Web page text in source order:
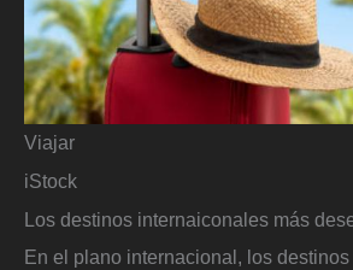
Viajar
iStock
Los destinos internaiconales más
En el plano internacional, los